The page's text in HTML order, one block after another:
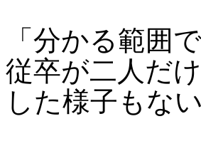
「分かる範囲
従卒が二人だ
した様子もない